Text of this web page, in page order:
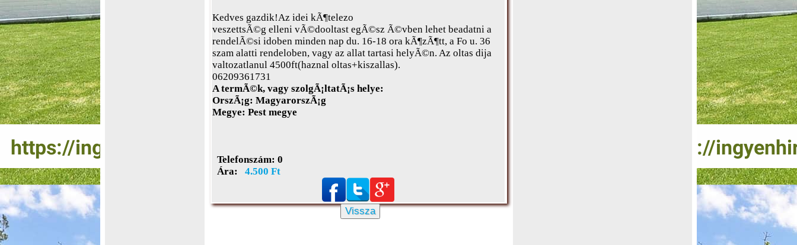
Kedves gazdik!Az idei kÃ¶telezo
veszettsÃ©g elleni vÃ©dooltast egÃ©sz Ã©vben lehet beadatni a
rendelÃ©si idoben minden nap du. 16-18 ora kÃ¶zÃ¶tt, a Fo u. 36
szam alatti rendeloben, vagy az allat tartasi helyÃ©n. Az oltas dija
valtozatlanul 4500ft(haznal oltas+kiszallas).
06209361731
A termÃ©k, vagy szolgÃ¡ltatÃ¡s helye:
OrszÃ¡g: MagyarorszÃ¡g
Megye: Pest megye
Telefonszám: 0
Ára:
4.500 Ft
Vissza